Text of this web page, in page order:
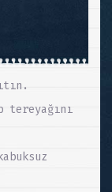
tereyağını